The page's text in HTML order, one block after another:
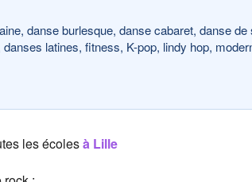
danse burlesque, danse cabaret, danse de
latines, fitness, K-pop, lindy hop,
les écolesà Lille